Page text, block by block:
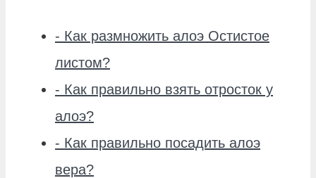
- Как размножить алоэ Остистое
листом?
- Как правильно взять отросток у
алоэ?
- Как правильно посадить алоэ
вера?